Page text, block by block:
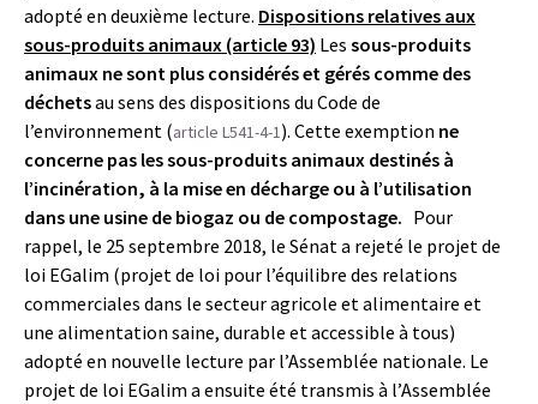
adopté en deuxième lecture. Dispositions relatives aux
sous-produits animaux (article 93) Les sous-produits
animaux ne sont plus considérés et gérés comme des
déchetsau sens des dispositions du Code de
l’environnement (article L541-4-1). Cette exemption ne
concerne pas les sous-produits animaux destinés à
l’incinération, à la mise en décharge ou à l’utilisation
dans une usine de biogaz ou de compostage. Pour
rappel, le 25 septembre 2018, le Sénat a rejeté le projet de
loi EGalim (projet de loi pour l’équilibre des relations
commerciales dans le secteur agricole et alimentaire et
une alimentation saine, durable et accessible à tous)
adopté en nouvelle lecture par l’Assemblée nationale. Le
projet de loi EGalim a ensuite été transmis à l’Assemblée